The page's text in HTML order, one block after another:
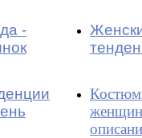
-